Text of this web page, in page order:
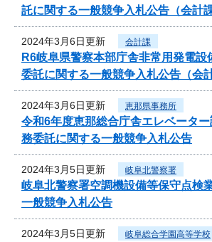
託に関する一般競争入札公告（会計課
2024年3月6日更新 会計課
R6岐阜県警察本部庁舎非常用発電設
委託に関する一般競争入札公告（会計
2024年3月6日更新 恵那県事務所
令和6年度恵那総合庁舎エレベータ
務委託に関する一般競争入札公告
2024年3月5日更新 岐阜北警察署
岐阜北警察署空調機設備等保守点検
一般競争入札公告
2024年3月5日更新 岐阜総合学園高等学校